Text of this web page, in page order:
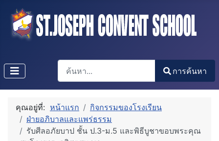
การค้นหา
Type 2 or more characters for results.
การค้นหา
คุณอยู่ที่: หน้าแรก
กิจกรรมของโรงเรียน
ฝ่ายอภิบาลและแพร่ธรรม
รับศีลอภัยบาป ชั้น ป.3-ม.5 และพิธีบูชาขอบพระคุณ